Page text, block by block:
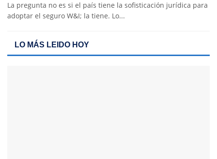
La pregunta no es si el país tiene la sofisticación jurídica para
adoptar el seguro W&I; la tiene. Lo...
LO MÁS LEIDO HOY